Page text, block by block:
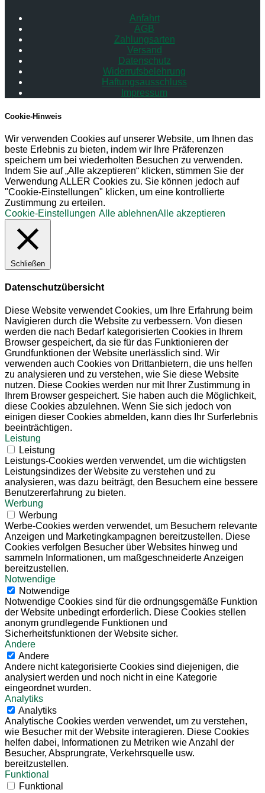
Anfahrt
AGB
Zahlungsarten
Versand
Datenschutz
Widerrufsbelehrung
Haftungsausschluss
Impressum
Cookie-Hinweis
Wir verwenden Cookies auf unserer Website, um Ihnen das
beste Erlebnis zu bieten, indem wir Ihre Präferenzen
speichern um bei wiederholten Besuchen zu verwenden.
Indem Sie auf „Alle akzeptieren“ klicken, stimmen Sie der
Verwendung ALLER Cookies zu. Sie können jedoch auf
"Cookie-Einstellungen" klicken, um eine kontrollierte
Zustimmung zu erteilen.
Cookie-Einstellungen Alle ablehnenAlle akzeptieren
Schließen
Datenschutzübersicht
Diese Website verwendet Cookies, um Ihre Erfahrung beim
Navigieren durch die Website zu verbessern. Von diesen
werden die nach Bedarf kategorisierten Cookies in Ihrem
Browser gespeichert, da sie für das Funktionieren der
Grundfunktionen der Website unerlässlich sind. Wir
verwenden auch Cookies von Drittanbietern, die uns helfen
zu analysieren und zu verstehen, wie Sie diese Website
nutzen. Diese Cookies werden nur mit Ihrer Zustimmung in
Ihrem Browser gespeichert. Sie haben auch die Möglichkeit,
diese Cookies abzulehnen. Wenn Sie sich jedoch von
einigen dieser Cookies abmelden, kann dies Ihr Surferlebnis
beeinträchtigen.
Leistung
Leistung
Leistungs-Cookies werden verwendet, um die wichtigsten
Leistungsindizes der Website zu verstehen und zu
analysieren, was dazu beiträgt, den Besuchern eine bessere
Benutzererfahrung zu bieten.
Werbung
Werbung
Werbe-Cookies werden verwendet, um Besuchern relevante
Anzeigen und Marketingkampagnen bereitzustellen. Diese
Cookies verfolgen Besucher über Websites hinweg und
sammeln Informationen, um maßgeschneiderte Anzeigen
bereitzustellen.
Notwendige
Notwendige
Notwendige Cookies sind für die ordnungsgemäße Funktion
der Website unbedingt erforderlich. Diese Cookies stellen
anonym grundlegende Funktionen und
Sicherheitsfunktionen der Website sicher.
Andere
Andere
Andere nicht kategorisierte Cookies sind diejenigen, die
analysiert werden und noch nicht in eine Kategorie
eingeordnet wurden.
Analytiks
Analytiks
Analytische Cookies werden verwendet, um zu verstehen,
wie Besucher mit der Website interagieren. Diese Cookies
helfen dabei, Informationen zu Metriken wie Anzahl der
Besucher, Absprungrate, Verkehrsquelle usw.
bereitzustellen.
Funktional
Funktional